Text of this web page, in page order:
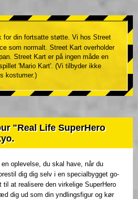
for din fortsatte støtte. Vi hos Street
som normalt. Street Kart overholder
Street Kart er på ingen måde en
'Mario Kart'. (Vi tilbyder ikke
kostumer.)
"Real Life SuperHero
oplevelse, du skal have, når du
dig dig selv i en specialbygget go-
at realisere den virkelige SuperHero
dig ud som din yndlingsfigur og kør